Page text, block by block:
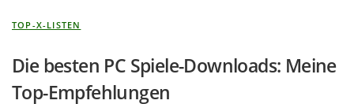
TOP-X-LISTEN
Die besten PC Spiele-Downloads: Meine
Top-Empfehlungen